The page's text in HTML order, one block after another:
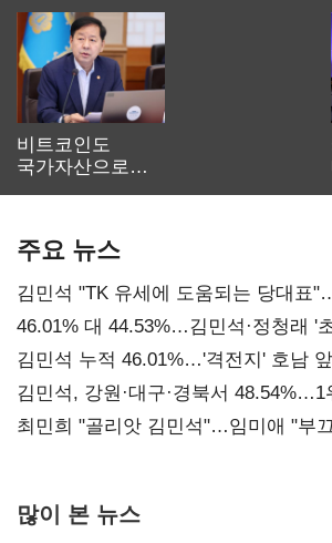
비트코인도
국가자산으로…'
주요 뉴스
김민석 "TK 유세에 도움되는 당대표
대표된 양 당직 배분"
46.01% 대 44.53%…김민석·정청래 '
김민석 누적 46.01%…'격전지' 호남
(2보)
김민석, 강원·대구·경북서 48.54%…1
최민희 "골리앗 김민석"…임미애 "부
많이 본 뉴스